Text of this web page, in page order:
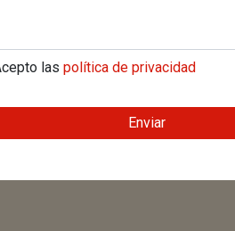
las política de privacidad
Enviar